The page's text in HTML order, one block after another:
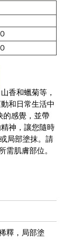
香和蠟菊等，
和日常生活中
的感覺，並帶
神，讓您隨時
局部塗抹。請
需肌膚部位。
釋，局部塗